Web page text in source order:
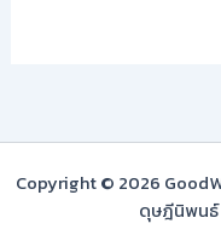
Copyright © 2026
ดุษฎีนิพนธ์